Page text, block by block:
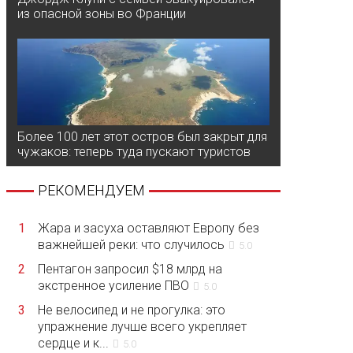
из опасной зоны во Франции
Более 100 лет этот остров был закрыт для
чужаков: теперь туда пускают туристов
РЕКОМЕНДУЕМ
1
Жара и засуха оставляют Европу без
важнейшей реки: что случилось
5.0
2
Пентагон запросил $18 млрд на
экстренное усиление ПВО
5.0
3
Не велосипед и не прогулка: это
упражнение лучше всего укрепляет
сердце и к...
5.0